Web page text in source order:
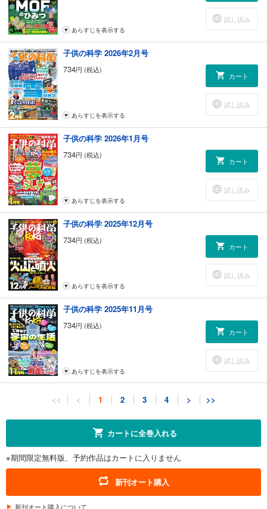
試し読み
あらすじを表示する
子供の科学 2026年2月号
734円 (税込)
カート
試し読み
あらすじを表示する
子供の科学 2026年1月号
734円 (税込)
カート
試し読み
あらすじを表示する
子供の科学 2025年12月号
734円 (税込)
カート
試し読み
あらすじを表示する
子供の科学 2025年11月号
734円 (税込)
カート
試し読み
あらすじを表示する
子供の科学 2025年10月号
試し読み
あらすじを表示する
子供の科学 2025年9月号
734円 (税込)
<< < 1 2 3 4 > >>
カートに全巻入れる
※期間限定無料版、予約作品はカートに入りません
新刊オート購入
新刊オート購入について